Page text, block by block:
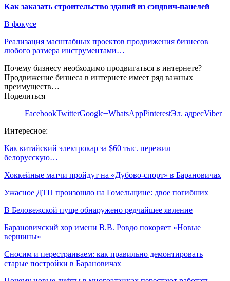
Как заказать строительство зданий из сэндвич-панелей
В фокусе
Реализация масштабных проектов продвижения бизнесов
любого размера инструментами…
Почему бизнесу необходимо продвигаться в интернете?
Продвижение бизнеса в интернете имеет ряд важных
преимуществ…
Поделиться
FacebookTwitterGoogle+WhatsAppPinterestЭл. адресViber
Интересное:
Как китайский электрокар за $60 тыс. пережил
белорусскую…
Хоккейные матчи пройдут на «Дубово-спорт» в Барановичах
Ужасное ДТП произошло на Гомельщине: двое погибших
В Беловежской пуще обнаружено редчайшее явление
Барановичский хор имени В.В. Ровдо покоряет «Новые
вершины»
Сносим и перестраиваем: как правильно демонтировать
старые постройки в Барановичах